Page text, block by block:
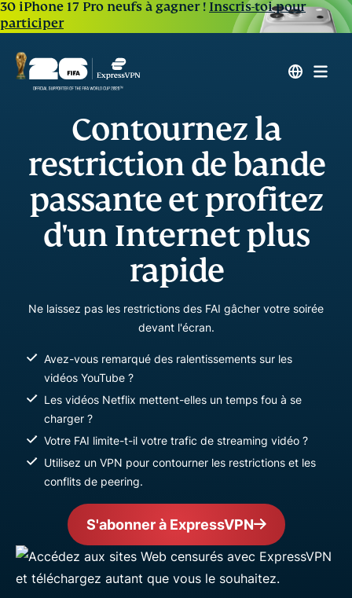
30 iPhone 17 Pro neufs à gagner ! Inscris-toi pour
participer
Contournez la
restriction de bande
passante et profitez
d'un Internet plus
rapide
Ne laissez pas les restrictions des FAI gâcher votre soirée
devant l'écran.
Avez-vous remarqué des ralentissements sur les
vidéos YouTube ?
Les vidéos Netflix mettent-elles un temps fou à se
charger ?
Votre FAI limite-t-il votre trafic de streaming vidéo ?
Utilisez un VPN pour contourner les restrictions et les
conflits de peering.
S'abonner à ExpressVPN